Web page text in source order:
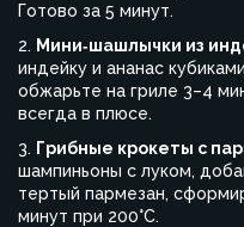
Готово за 5 минут.
2. Мини‑шашлычки из
индейку и ананас
обжарьте на гриле 3–4
всегда в плюсе.
3. Грибные крокеты с
шампиньоны с луком,
тертый пармезан,
минут при 200°C.